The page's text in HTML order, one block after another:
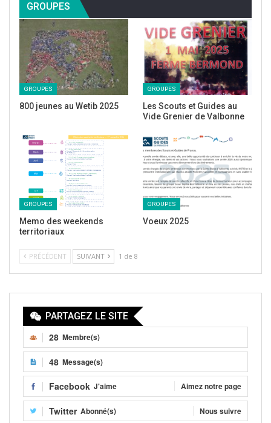
GROUPES
GROUPES
800 jeunes au Wetib 2025
GROUPES
Les Scouts et Guides au
Vide Grenier de Valbonne
GROUPES
Memo des weekends
territoriaux
GROUPES
Voeux 2025
PRÉCÉDENT SUIVANT 1 de 8
PARTAGEZ LE SITE
28 Membre(s)
48 Message(s)
Facebook J'aime Aimez notre page
Twitter Abonné(s) Nous suivre